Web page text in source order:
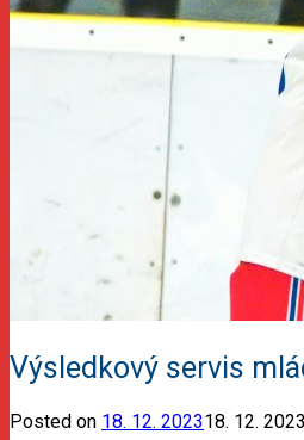
Výsledkový servis
Posted on 18. 12. 202318. 12. 2023